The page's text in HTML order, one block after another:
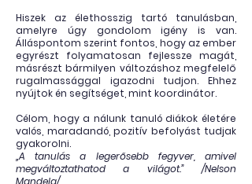
Hiszek az élethosszig tartó tanulásban,
amelyre úgy gondolom igény is van.
Álláspontom szerint fontos, hogy az ember
egyrészt folyamatosan fejlessze magát,
másrészt bármilyen változáshoz megfelelő
rugalmassággal igazodni tudjon. Ehhez
nyújtok én segítséget, mint koordinátor.
Célom, hogy a nálunk tanuló diákok életére
valós, maradandó, pozitív befolyást tudjak
gyakorolni.
„A tanulás a legerősebb fegyver, amivel
megváltoztathatod a világot.” /Nelson
Mandela/